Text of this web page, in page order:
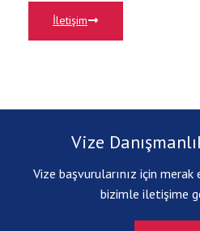
İletişim
Vize
Vize başvurularınız için
bizimle iletişime